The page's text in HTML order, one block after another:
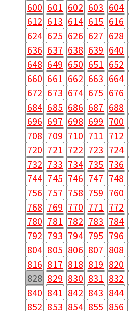
600 601 602 603 604
612 613 614 615 616
624 625 626 627 628
636 637 638 639 640
648 649 650 651 652
660 661 662 663 664
672 673 674 675 676
684 685 686 687 688
696 697 698 699 700
708 709 710 711 712
720 721 722 723 724
732 733 734 735 736
744 745 746 747 748
756 757 758 759 760
768 769 770 771 772
780 781 782 783 784
792 793 794 795 796
804 805 806 807 808
816 817 818 819 820
828 829 830 831 832
840 841 842 843 844
852 853 854 855 856